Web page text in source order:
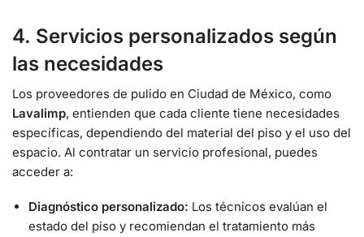
4. Servicios personalizados según
las necesidades
Los proveedores de pulido en Ciudad de México, como
Lavalimp, entienden que cada cliente tiene necesidades
específicas, dependiendo del material del piso y el uso del
espacio. Al contratar un servicio profesional, puedes
acceder a:
Diagnóstico personalizado: Los técnicos evalúan el
estado del piso y recomiendan el tratamiento más